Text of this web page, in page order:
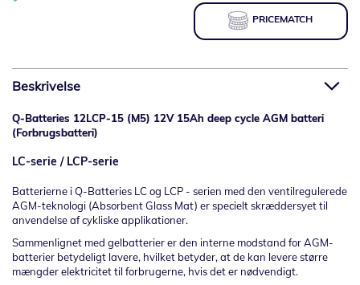
PRICEMATCH
Beskrivelse
Q-Batteries 12LCP-15 (M5) 12V 15Ah deep cycle AGM batteri
(Forbrugsbatteri)
LC-serie / LCP-serie
Batterierne i Q-Batteries LC og LCP - serien med den ventilregulerede
AGM-teknologi (Absorbent Glass Mat) er specielt skræddersyet til
anvendelse af cykliske applikationer.
Sammenlignet med gelbatterier er den interne modstand for AGM-
batterier betydeligt lavere, hvilket betyder, at de kan levere større
mængder elektricitet til forbrugerne, hvis det er nødvendigt.